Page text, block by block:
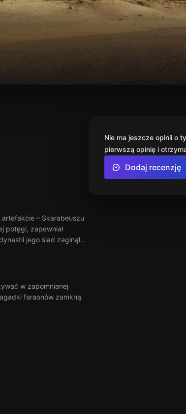
– Skarabeuszu
potęgi, zapewniał
jego ślad zaginął…
w zapomnianej
faraonów zamkną
Nie ma jeszcze opinii o
pierwszą opinię i
Dodaj recenzję